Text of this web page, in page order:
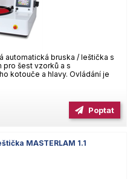
automatická bruska / leštička s
pro šest vzorků a s
kotouče a hlavy. Ovládání je
Poptat
MASTERLAM 1.1